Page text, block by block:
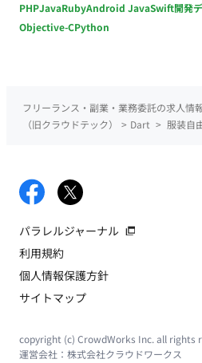
PHPJavaRubyAndroid JavaSwift開発
Objective-CPython
フリーランス・副業・業務委託の求人情
（旧クラウドテック）
> Dart > 服装自
パラレルジャーナル
利用規約
個人情報保護方針
サイトマップ
copyright (c) CrowdWorks Inc. all rights
運営会社： 株式会社クラウドワークス